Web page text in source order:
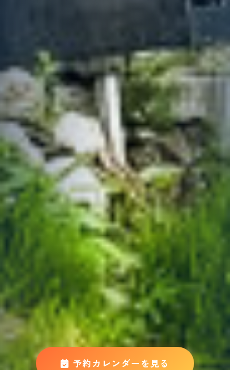
予約カレンダーを見る